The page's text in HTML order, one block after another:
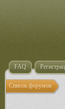
FAQ
Список форумов